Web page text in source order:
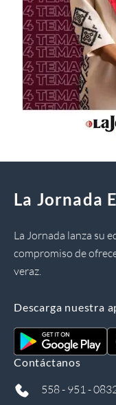
La Jornada
La Jornada lanza su
compromiso de
veraz.
Descarga nuestra
Contáctanos
558 - 951 -